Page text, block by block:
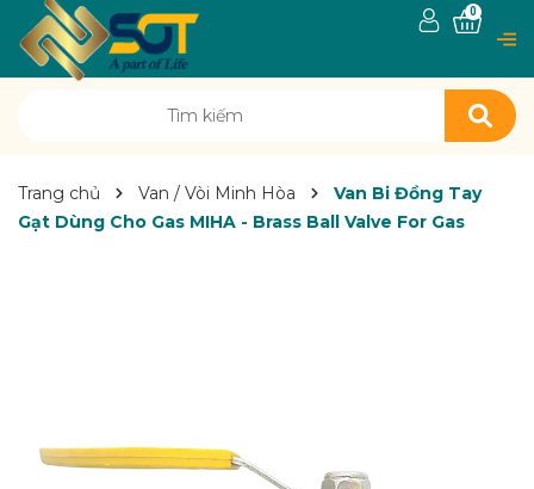
0
Trang chủ Van / Vòi Minh Hòa
Van Bi Đồng Tay
Gạt Dùng Cho Gas MIHA - Brass Ball Valve For Gas